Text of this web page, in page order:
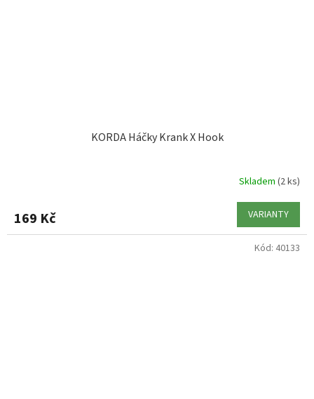
KORDA Háčky Krank X Hook
Skladem (2 ks)
169 Kč VARIANTY
Kód: 40133